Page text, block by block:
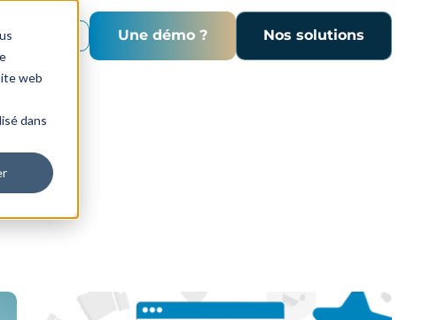
web
dans
Une démo ? Nos solutions